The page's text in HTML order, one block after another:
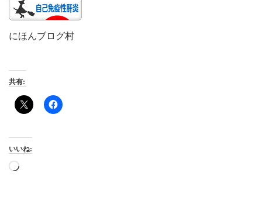
にほんブログ村
共有:
いいね:
読